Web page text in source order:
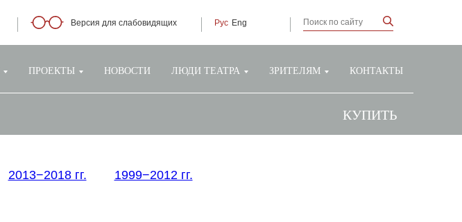
Версия для слабовидящих Рус Eng
ПРОЕКТЫ НОВОСТИ ЛЮДИ ТЕАТРА ЗРИТЕЛЯМ КОНТАКТЫ
КУПИТЬ
2013−2018 гг. 1999−2012 гг.